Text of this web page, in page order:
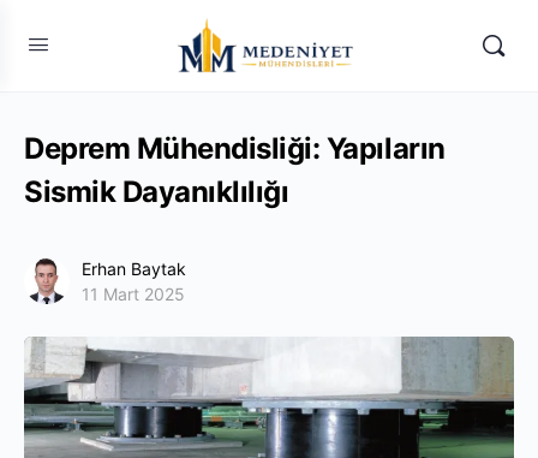
Deprem Mühendisliği: Yapıların
Sismik Dayanıklılığı
Erhan Baytak
11 Mart 2025